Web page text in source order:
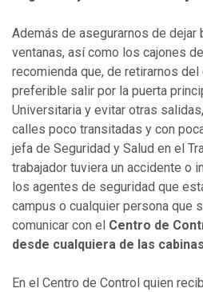
Además de asegurarnos de dejar
ventanas, así como los cajones
recomienda que, de retirarnos del
preferible salir por la puerta
Universitaria y evitar otras
calles poco transitadas y con
jefa de Seguridad y Salud en el
trabajador tuviera un accidente o
los agentes de seguridad que
campus o cualquier persona que
comunicar con el Centro de
desde cualquiera de las cabinas
En el Centro de Control quien